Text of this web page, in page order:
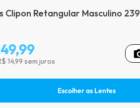
Clipon Retangular Masculino
14,99 sem juros
Escolher as Lentes